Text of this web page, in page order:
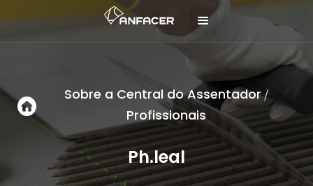
Sobre a Central do Assentador/
Profissionais
Ph.leal